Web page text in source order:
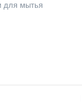
для мытья